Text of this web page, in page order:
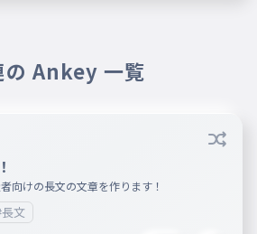
の Ankey 一覧
向けの長文の文章を作ります！
文